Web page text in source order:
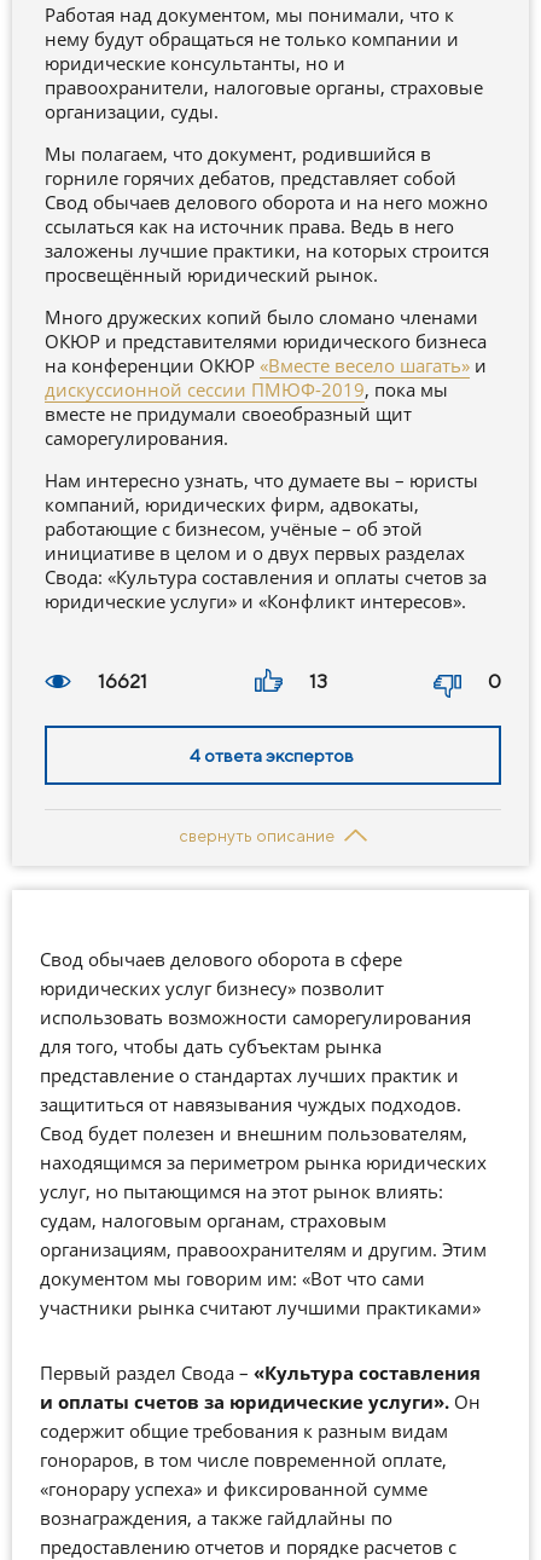
Работая над документом, мы понимали, что к
нему будут обращаться не только компании и
юридические консультанты, но и
правоохранители, налоговые органы, страховые
организации, суды.
Мы полагаем, что документ, родившийся в
горниле горячих дебатов, представляет собой
Свод обычаев делового оборота и на него можно
ссылаться как на источник права. Ведь в него
заложены лучшие практики, на которых строится
просвещённый юридический рынок.
Много дружеских копий было сломано членами
ОКЮР и представителями юридического бизнеса
на конференции ОКЮР «Вместе весело шагать» и
дискуссионной сессии ПМЮФ-2019, пока мы
вместе не придумали своеобразный щит
саморегулирования.
Нам интересно узнать, что думаете вы – юристы
компаний, юридических фирм, адвокаты,
работающие с бизнесом, учёные – об этой
инициативе в целом и о двух первых разделах
Свода: «Культура составления и оплаты счетов за
юридические услуги» и «Конфликт интересов».
16621 13 0
4 ответаэкспертов
свернуть описание
Свод обычаев делового оборота в сфере
юридических услуг бизнесу» позволит
использовать возможности саморегулирования
для того, чтобы дать субъектам рынка
представление о стандартах лучших практик и
защититься от навязывания чуждых подходов.
Свод будет полезен и внешним пользователям,
находящимся за периметром рынка юридических
услуг, но пытающимся на этот рынок влиять:
судам, налоговым органам, страховым
организациям, правоохранителям и другим. Этим
документом мы говорим им: «Вот что сами
участники рынка считают лучшими практиками»
Первый раздел Свода – «Культура составления
и оплаты счетов за юридические услуги». Он
содержит общие требования к разным видам
гонораров, в том числе повременной оплате,
«гонорару успеха» и фиксированной сумме
вознаграждения, а также гайдлайны по
предоставлению отчетов и порядке расчетов с